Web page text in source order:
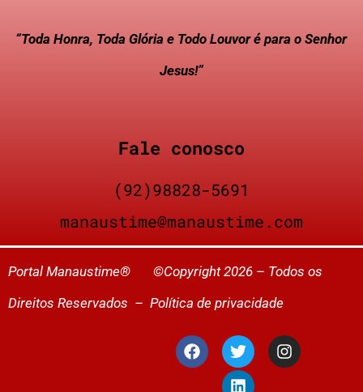
“Toda Honra, Toda Glória e Todo Louvor é para o Senhor
Jesus!”
Fale conosco
(92)98828-5691
manaustime@manaustime.com
Portal Manaustime® ©Copyright 2026 – Todos os
Direitos Reservados – Política de privacidade